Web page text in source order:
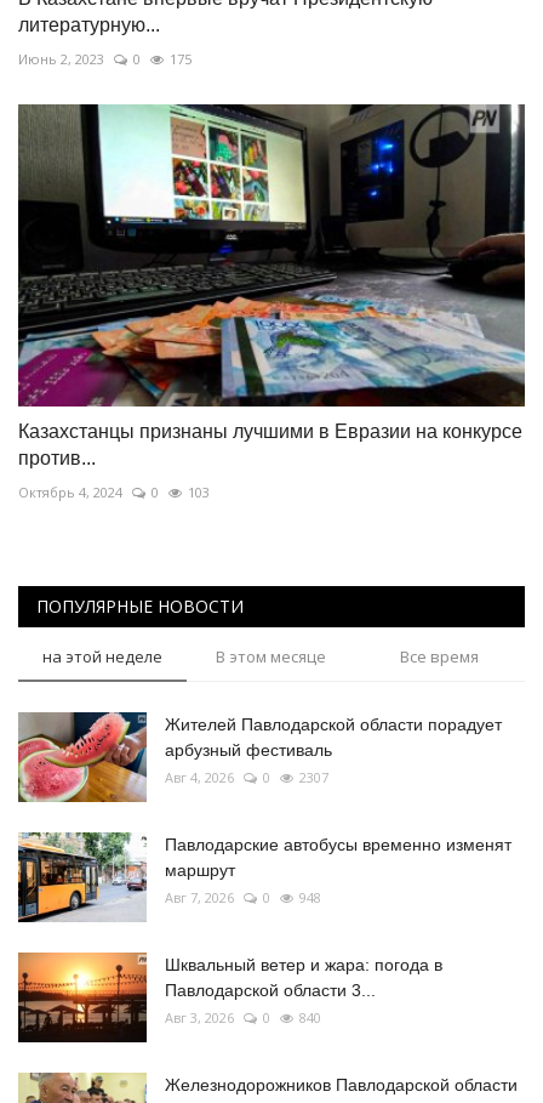
литературную...
Июнь 2, 2023 0 175
Казахстанцы признаны лучшими в Евразии на конкурсе
против...
Октябрь 4, 2024 0 103
ПОПУЛЯРНЫЕ НОВОСТИ
на этой неделе В этом месяце Все время
Жителей Павлодарской области порадует
арбузный фестиваль
Авг 4, 2026 0 2307
Павлодарские автобусы временно изменят
маршрут
Авг 7, 2026 0 948
Шквальный ветер и жара: погода в
Павлодарской области 3...
Авг 3, 2026 0 840
Железнодорожников Павлодарской области